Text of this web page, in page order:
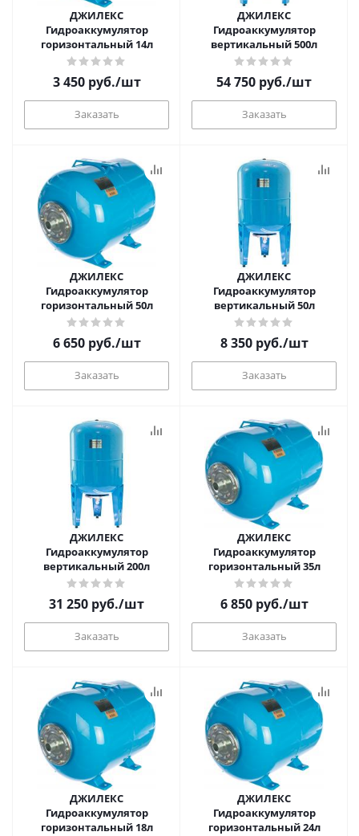
ДЖИЛЕКС
Гидроаккумулятор
горизонтальный 14л
3 450руб./шт
Заказать
ДЖИЛЕКС
Гидроаккумулятор
вертикальный 500л
54 750 руб./шт
Заказать
ДЖИЛЕКС
Гидроаккумулятор
горизонтальный 50л
6 650руб./шт
Заказать
ДЖИЛЕКС
Гидроаккумулятор
вертикальный 50л
8 350руб./шт
Заказать
ДЖИЛЕКС
Гидроаккумулятор
вертикальный 200л
31 250 руб./шт
Заказать
ДЖИЛЕКС
Гидроаккумулятор
горизонтальный 35л
6 850руб./шт
Заказать
ДЖИЛЕКС
Гидроаккумулятор
горизонтальный 18л
ДЖИЛЕКС
Гидроаккумулятор
горизонтальный 24л